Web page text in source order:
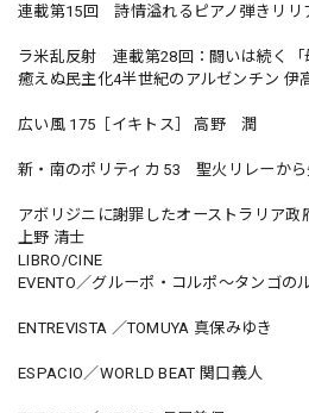
連載第15回 詩情溢れるピアノ弾きリ
ラ米乱反射 連載第28回：闘いは続く
癒えぬ民主化4半世紀のアルゼンチン 伊
広い風 175［イキトス］ 高野 潤
新・南のポリティカ 53 聖火リレーから
アボリジニに謝罪したオーストラリア政
上野 清士
LIBRO/CINE
EVENTO／グルーポ・コルポ〜タンゴの
ENTREVISTA ／TOMUYA 真保みゆき
ESPACIO／WORLD BEAT 関口義人